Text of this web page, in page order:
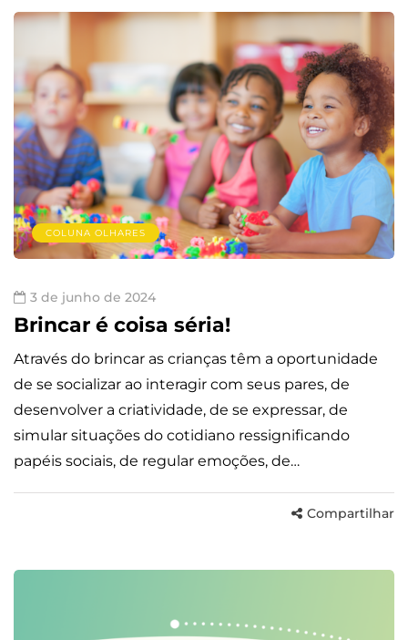
COLUNA OLHARES
3 de junho de 2024
Brincar é coisa séria!
Através do brincar as crianças têm a oportunidade
de se socializar ao interagir com seus pares, de
desenvolver a criatividade, de se expressar, de
simular situações do cotidiano ressignificando
papéis sociais, de regular emoções, de…
Compartilhar